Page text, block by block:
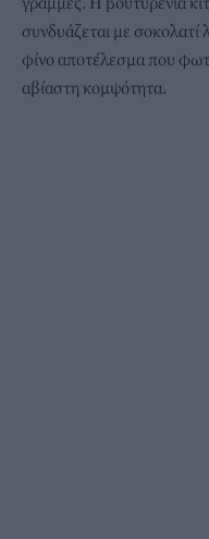
συνδυάζεται με σοκολατί
φίνο αποτέλεσμα που
αβίαστη κομψότητα.